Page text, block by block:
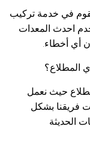
في خدمة تركيب
احدث المعدات
أي أخطاء.
المطلاع؟
حيث نعمل
فريقنا بشكل
الحديثة